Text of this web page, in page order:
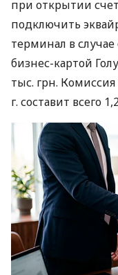
при открытии
подключить
терминал в
бизнес-картой
тыс. грн. Комиссия
г. составит всего